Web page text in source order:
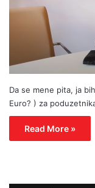
Da se mene pita, ja
Euro? ) za
Read More »